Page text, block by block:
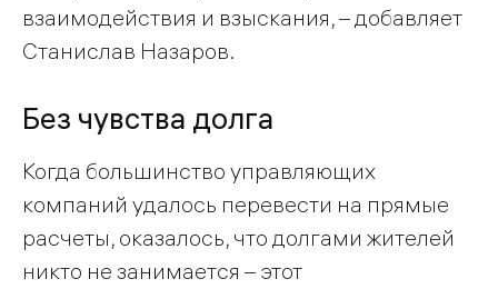
взаимодействия и взыскания, – добавляет
Станислав Назаров.
Без чувства долга
Когда большинство управляющих
компаний удалось перевести на прямые
расчеты, оказалось, что долгами жителей
никто не занимается – этот